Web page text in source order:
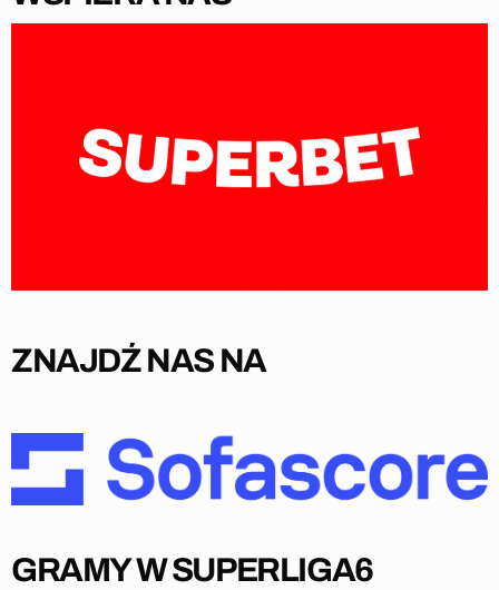
ZNAJDŹ NAS NA
GRAMY W SUPERLIGA6